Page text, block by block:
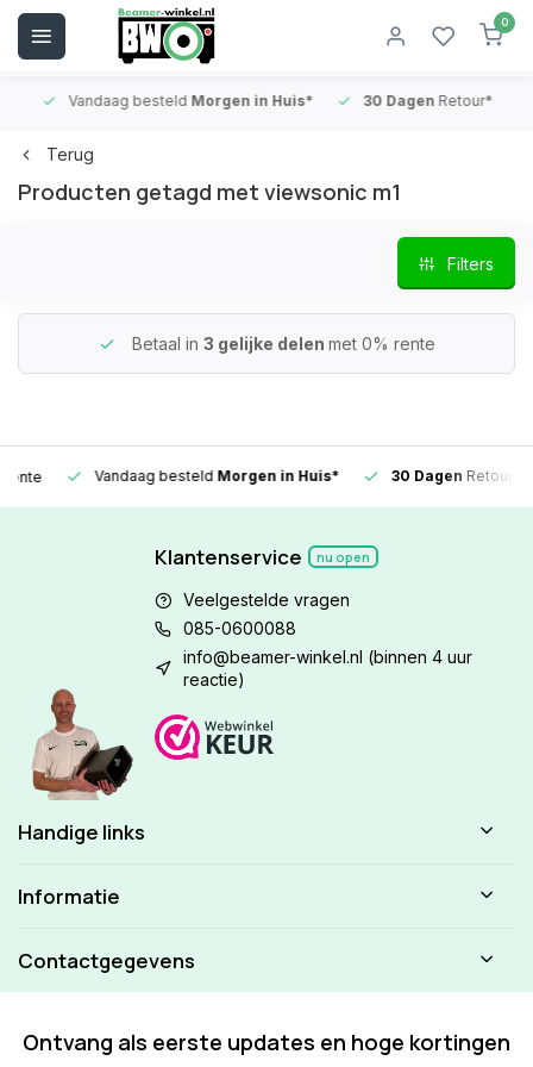
0
Vandaag besteldMorgen in Huis* 30 DagenRetour*
Terug
Producten getagd met viewsonic m1
Filters
Betaal in 3 gelijke delen met 0% rente
Vandaag besteldMorgen in Huis* 30 DagenRetour*
Klantenservice nu open
Veelgestelde vragen
085-0600088
info@beamer-winkel.nl (binnen 4 uur
reactie)
Handige links
Informatie
Contactgegevens
Ontvang als eerste updates en hoge kortingen